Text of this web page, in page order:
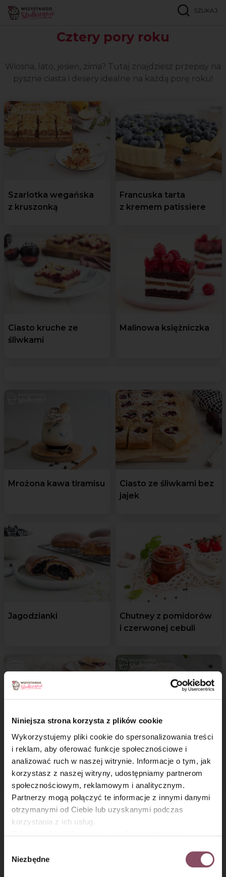
Niniejsza strona korzysta z plików cookie
Wykorzystujemy pliki cookie do spersonalizowania treści
i reklam, aby oferować funkcje społecznościowe i
analizować ruch w naszej witrynie. Informacje o tym, jak
korzystasz z naszej witryny, udostępniamy partnerom
społecznościowym, reklamowym i analitycznym.
Partnerzy mogą połączyć te informacje z innymi danymi
otrzymanymi od Ciebie lub uzyskanymi podczas
korzystania z ich usług.
Gdańsk (80-339) adres: Dickmana 14/15 więcej
informacji o przetwarzaniu danych osobowych oraz
zgody
Niezbędne
SZUKAJ
Strona główna
Cztery pory roku
Wiosna, lato, jesień, zima? Tutaj znajdziesz przepisy na
pyszne ciasta i desery idealne na każdą porę roku!
Szarlotka wegańska
z kruszonką
Francuska tarta
z kremem patissiere
Ciasto kruche ze
śliwkami
Malinowa księżniczka
Mrożona kawa tiramisu
Ciasto ze śliwkami bez
jajek
Jagodzianki
Chutney z pomidorów
i czerwonej cebuli
Kruche ciasto
z czerwonymi
owocami i kruszonką
Pavlova
×